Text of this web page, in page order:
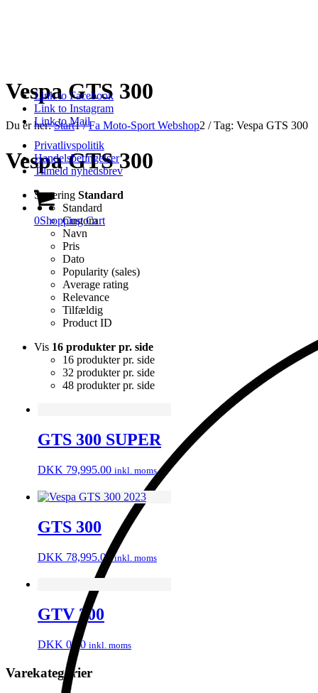
Link to Facebook
Link to Instagram
Link to Mail
Privatlivspolitik
Handelsbetingelser
Tilmeld nyhedsbrev
0Shopping Cart
Vespa GTS 300
Du er her: Start1 / Fa Moto-Sport Webshop2 / Tag: Vespa GTS 300
Vespa GTS 300
Sortering Standard
Standard
Custom
Navn
Pris
Dato
Popularity (sales)
Average rating
Relevance
Tilfældig
Product ID
Vis 16 produkter pr. side
16 produkter pr. side
32 produkter pr. side
48 produkter pr. side
GTS 300 SUPER
DKK 79,995.00 inkl. moms
GTS 300
DKK 78,995.00 inkl. moms
GTV 300
DKK 0.00 inkl. moms
Varekategorier